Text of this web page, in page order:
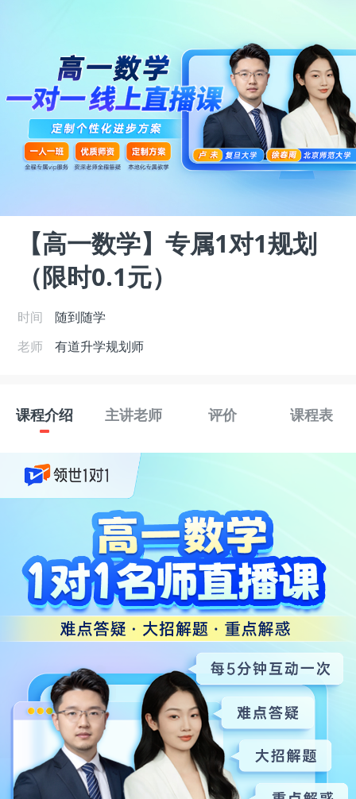
【高一数学】专属1对1规划
（限时0.1元）
时间
随到随学
老师
有道升学规划师
课程介绍 主讲老师 评价 课程表